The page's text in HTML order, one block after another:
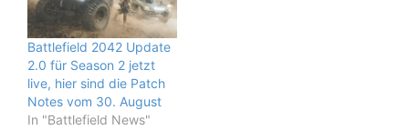
Battlefield 2042 Update
2.0 für Season 2 jetzt
live, hier sind die Patch
Notes vom 30. August
In "Battlefield News"